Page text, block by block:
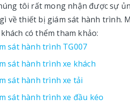
tôi rất mong nhận được sự
về thiết bị giám sát hành trình.
có thểm tham khảo:
sát hành trình TG007
sát hành trình xe khách
sát hành trình xe tải
sát hành trình xe đầu kéo